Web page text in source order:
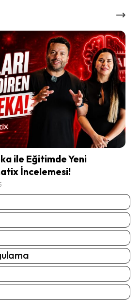
ile Eğitimde Yeni
İncelemesi!